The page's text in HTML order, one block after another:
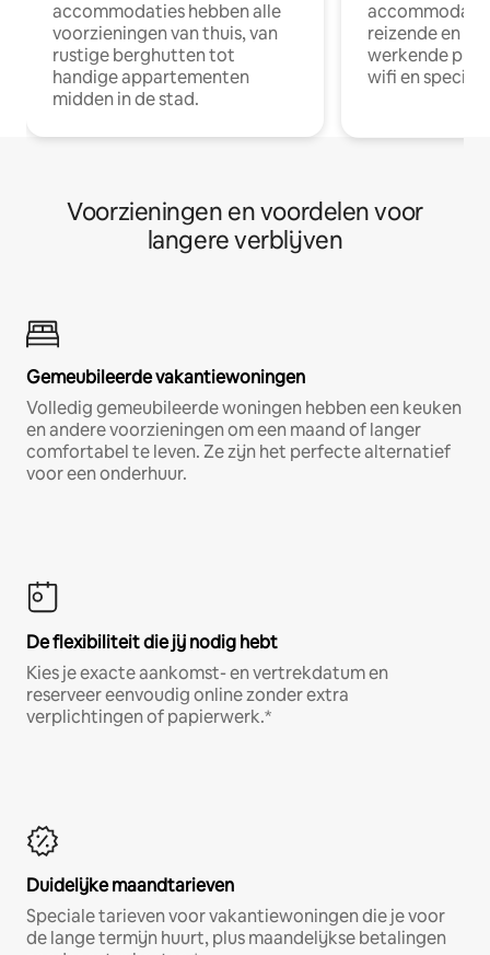
accommodaties hebben alle
voorzieningen van thuis, van
rustige berghutten tot
handige appartementen
midden in de stad.
reizende en
werkende
wifi en
Voorzieningen en voordelen voor
langere verblijven
Gemeubileerde vakantiewoningen
Volledig gemeubileerde woningen hebben een keuken
en andere voorzieningen om een maand of langer
comfortabel te leven. Ze zijn het perfecte alternatief
voor een onderhuur.
De flexibiliteit die jij nodig hebt
Kies je exacte aankomst- en vertrekdatum en
reserveer eenvoudig online zonder extra
verplichtingen of papierwerk.*
Duidelijke maandtarieven
Speciale tarieven voor vakantiewoningen die je voor
de lange termijn huurt, plus maandelijkse betalingen